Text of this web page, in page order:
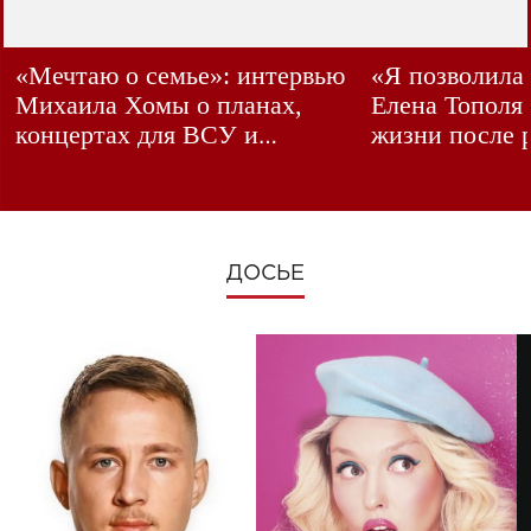
«Мечтаю о семье»: интервью
Михаила Хомы о планах,
концертах для ВСУ и
«Я
Елена
жизни после
ДОСЬЕ